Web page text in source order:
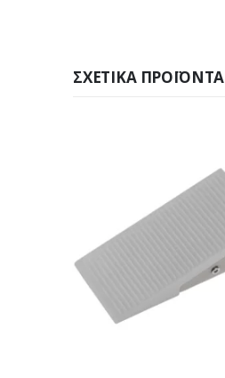
ΣΧΕΤΙΚΆ ΠΡΟΪΌΝΤΑ